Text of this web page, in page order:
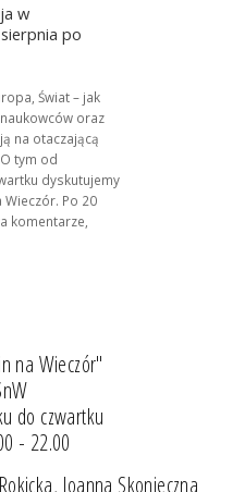
w
po
Świat – jak
oraz
na otaczającą
tym od
dyskutujemy
Wieczór. Po 20
komentarze,
na Wieczór"
do czwartku
- 22.00
Joanna Skonieczna